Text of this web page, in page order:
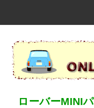
ローバーMINI